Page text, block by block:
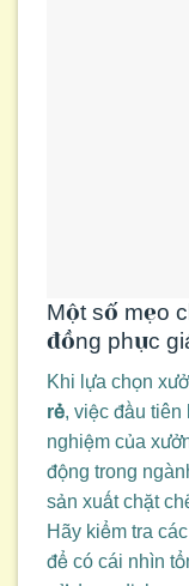
Một số mẹo
đồng phục
Khi lựa chọn
rẻ, việc đầu tiên
nghiệm của
động trong
sản xuất chặt
Hãy kiểm tra
để có cái nhìn